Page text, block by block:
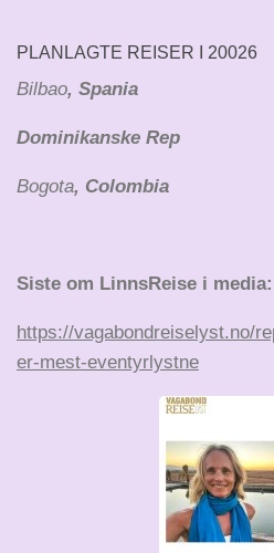
PLANLAGTE REISER I 20026
Bilbao, Spania
Dominikanske Rep
Bogota, Colombia
Siste om LinnsReise i media:
https://vagabondreiselyst.no/
er-mest-eventyrlystne